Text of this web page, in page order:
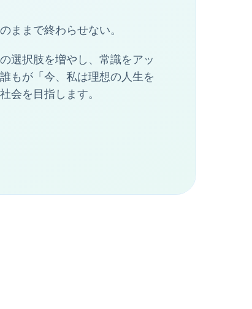
ままで終わらせない。
選択肢を増やし、常識をアッ
もが「今、私は理想の人生を
会を目指します。